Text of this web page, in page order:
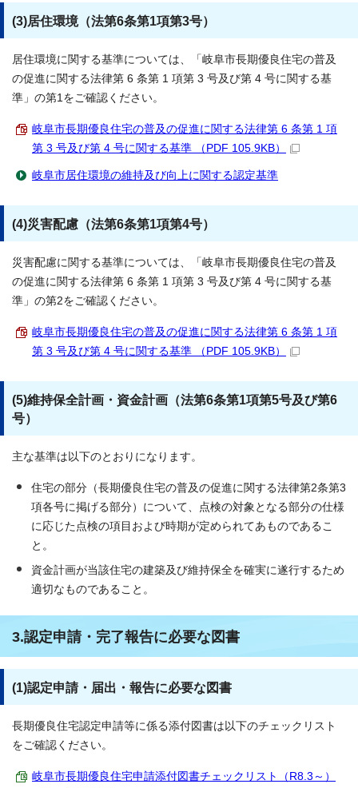
(3)居住環境（法第6条第1項第3号）
居住環境に関する基準については、「岐阜市長期優良住宅の普及
の促進に関する法律第 6 条第 1 項第 3 号及び第 4 号に関する基
準」の第1をご確認ください。
岐阜市長期優良住宅の普及の促進に関する法律第 6 条第 1 項
第 3 号及び第 4 号に関する基準 （PDF 105.9KB）
岐阜市居住環境の維持及び向上に関する認定基準
(4)災害配慮（法第6条第1項第4号）
災害配慮に関する基準については、「岐阜市長期優良住宅の普及
の促進に関する法律第 6 条第 1 項第 3 号及び第 4 号に関する基
準」の第2をご確認ください。
岐阜市長期優良住宅の普及の促進に関する法律第 6 条第 1 項
第 3 号及び第 4 号に関する基準 （PDF 105.9KB）
(5)維持保全計画・資金計画（法第6条第1項第5号及び第6
号）
主な基準は以下のとおりになります。
住宅の部分（長期優良住宅の普及の促進に関する法律第2条第3
項各号に掲げる部分）について、点検の対象となる部分の仕様
に応じた点検の項目および時期が定められてあものであるこ
と。
資金計画が当該住宅の建築及び維持保全を確実に遂行するため
適切なものであること。
3.認定申請・完了報告に必要な図書
(1)認定申請・届出・報告に必要な図書
長期優良住宅認定申請等に係る添付図書は以下のチェックリスト
をご確認ください。
岐阜市長期優良住宅申請添付図書チェックリスト（R8.3～）